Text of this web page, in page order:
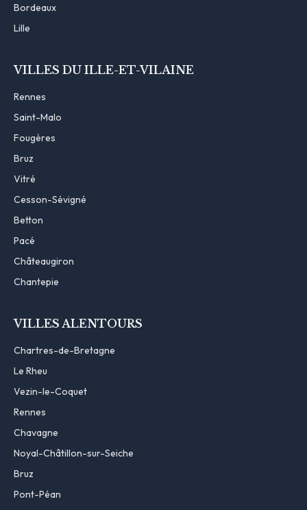
Bordeaux
Lille
VILLES DU ILLE-ET-VILAINE
Rennes
Saint-Malo
Fougères
Bruz
Vitré
Cesson-Sévigné
Betton
Pacé
Châteaugiron
Chantepie
VILLES ALENTOURS
Chartres-de-Bretagne
Le Rheu
Vezin-le-Coquet
Rennes
Chavagne
Noyal-Châtillon-sur-Seiche
Bruz
Pont-Péan